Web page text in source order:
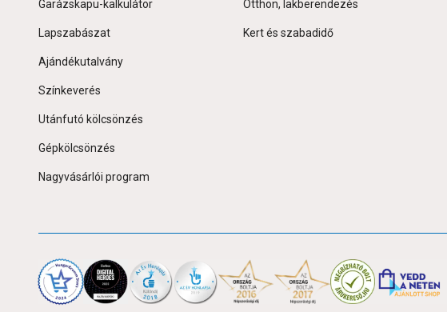
Garázskapu-kalkulátor
Lapszabászat
Ajándékutalvány
Színkeverés
Utánfutó kölcsönzés
Gépkölcsönzés
Nagyvásárlói program
Otthon, lakberendezés
Kert és szabadidő